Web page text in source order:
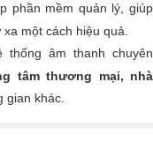
phần mềm quản lý, giúp
một cách hiệu quả.
âm thanh chuyên
tâm thương mại, nhà
gian khác.